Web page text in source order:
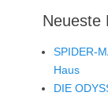
Neueste
SPIDER-
Haus
DIE